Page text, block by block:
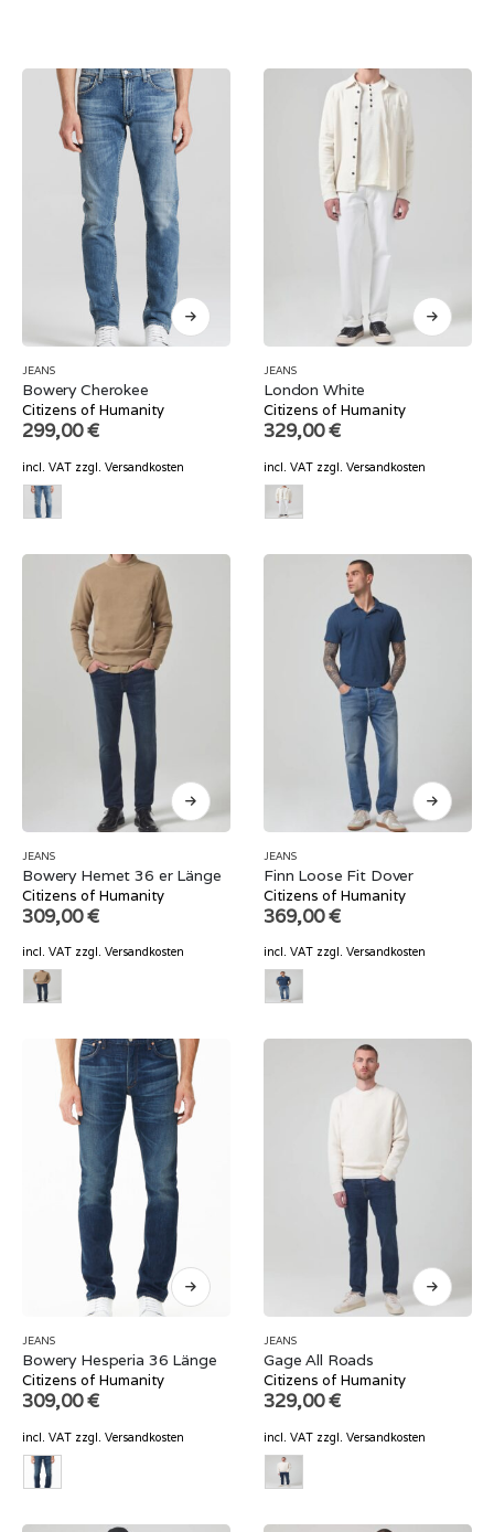
JEANS
Bowery Cherokee
Citizens of Humanity
299,00€
incl. VAT zzgl. Versandkosten
JEANS
London White
Citizens of Humanity
329,00€
incl. VAT zzgl. Versandkosten
JEANS
Bowery Hemet 36 er Länge
Citizens of Humanity
309,00€
incl. VAT zzgl. Versandkosten
JEANS
Finn Loose Fit Dover
Citizens of Humanity
369,00€
incl. VAT zzgl. Versandkosten
JEANS
Bowery Hesperia 36 Länge
Citizens of Humanity
309,00€
incl. VAT zzgl. Versandkosten
JEANS
Gage All Roads
Citizens of Humanity
329,00€
incl. VAT zzgl. Versandkosten